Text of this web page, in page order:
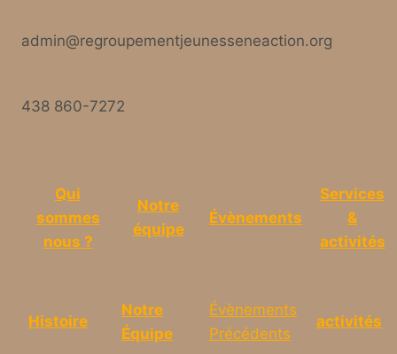
admin@regroupementjeunesseneaction.org
438 860-7272
Qui
sommes
nous ?
Notre
équipe
Évènements
Services
&
activités
Histoire
Notre
Équipe
Évènements
Précédents
activités